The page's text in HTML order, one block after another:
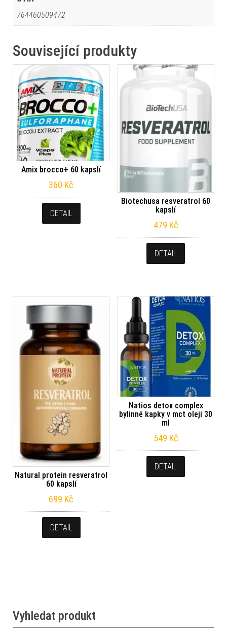
764460509472
Související produkty
Amix brocco+ 60 kapslí
360 Kč
DETAIL
Biotechusa resveratrol 60
kapslí
479 Kč
DETAIL
Natural protein resveratrol
60 kapslí
699 Kč
DETAIL
Natios detox complex
bylinné kapky v mct oleji 30
ml
549 Kč
DETAIL
Vyhledat produkt